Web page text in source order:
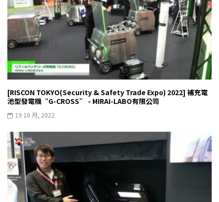
[RISCON TOKYO(Security & Safety Trade Expo) 2022] 補充電
池型發電機“G-CROSS” - MIRAI-LABO有限公司
19 10 月, 2022